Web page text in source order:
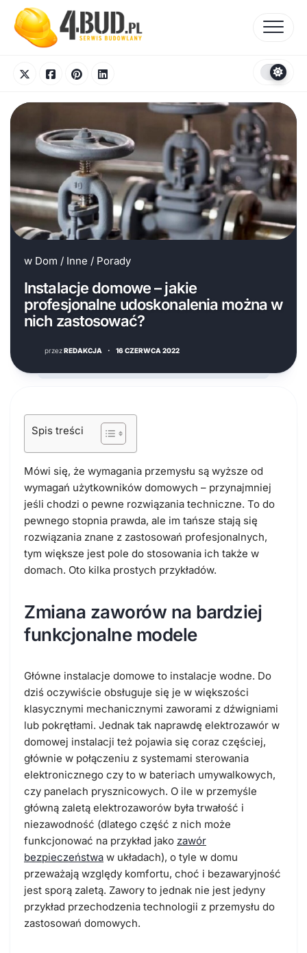
content
w Dom / Inne / Porady
Instalacje domowe – jakie
profesjonalne udoskonalenia można w
nich zastosować?
przezREDAKCJA · 16 CZERWCA 2022
Spis treści
Mówi się, że wymagania przemysłu są wyższe od
wymagań użytkowników domowych – przynajmniej
jeśli chodzi o pewne rozwiązania techniczne. To do
pewnego stopnia prawda, ale im tańsze stają się
rozwiązania znane z zastosowań profesjonalnych,
tym większe jest pole do stosowania ich także w
domach. Oto kilka prostych przykładów.
Zmiana zaworów na bardziej
funkcjonalne modele
Główne instalacje domowe to instalacje wodne. Do
dziś oczywiście obsługuje się je w większości
klasycznymi mechanicznymi zaworami z dźwigniami
lub pokrętłami. Jednak tak naprawdę elektrozawór w
domowej instalacji też pojawia się coraz częściej,
głównie w połączeniu z systemami sterowania
elektronicznego czy to w bateriach umywalkowych,
czy panelach prysznicowych. O ile w przemyśle
główną zaletą elektrozaworów była trwałość i
niezawodność (dlatego część z nich może
funkcjonować na przykład jako zawór
bezpieczeństwa w układach), o tyle w domu
przeważają względy komfortu, choć i bezawaryjność
jest sporą zaletą. Zawory to jednak nie jest jedyny
przykład przechodzenia technologii z przemysłu do
zastosowań domowych.